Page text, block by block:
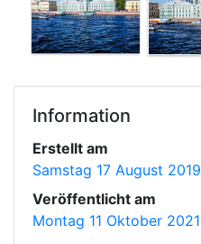
Information
Erstellt am
Samstag 17 August 2019
Veröffentlicht am
Montag 11 Oktober 2021